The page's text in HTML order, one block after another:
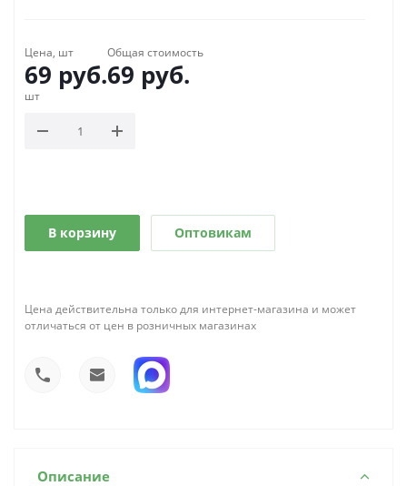
Цена, шт
69 руб.
Общая стоимость
69 руб.
шт
В корзину Оптовикам
Цена действительна только для интернет-магазина и может
отличаться от цен в розничных магазинах
Описание